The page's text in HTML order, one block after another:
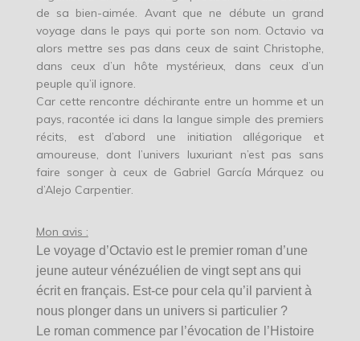
de sa bien-aimée. Avant que ne débute un grand
voyage dans le pays qui porte son nom. Octavio va
alors mettre ses pas dans ceux de saint Christophe,
dans ceux d’un hôte mystérieux, dans ceux d’un
peuple qu’il ignore.
Car cette rencontre déchirante entre un homme et un
pays, racontée ici dans la langue simple des premiers
récits, est d’abord une initiation allégorique et
amoureuse, dont l’univers luxuriant n’est pas sans
faire songer à ceux de Gabriel García Márquez ou
d’Alejo Carpentier.
Mon avis :
Le voyage d’Octavio est le premier roman d’une
jeune auteur vénézuélien de vingt sept ans qui
écrit en français. Est-ce pour cela qu’il parvient à
nous plonger dans un univers si particulier ?
Le roman commence par l’évocation de l’Histoire